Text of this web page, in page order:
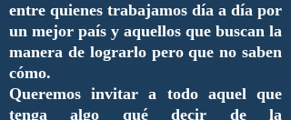
entre quienes trabajamos día a día por
un mejor país y aquellos que buscan la
manera de lograrlo pero que no saben
cómo.
Queremos invitar a todo aquel que
tenga algo qué decir de la